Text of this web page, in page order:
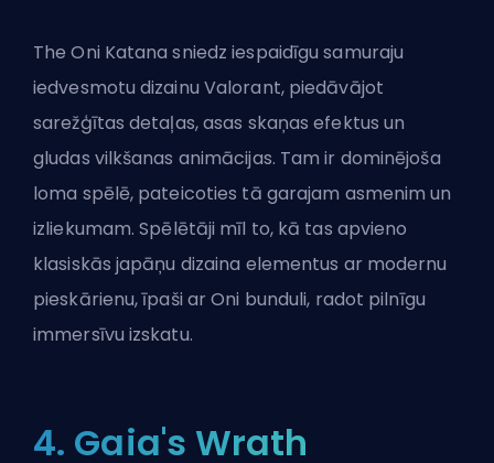
The Oni Katana sniedz iespaidīgu samuraju
iedvesmotu dizainu Valorant, piedāvājot
sarežģītas detaļas, asas skaņas efektus un
gludas vilkšanas animācijas. Tam ir dominējoša
loma spēlē, pateicoties tā garajam asmenim un
izliekumam. Spēlētāji mīl to, kā tas apvieno
klasiskās japāņu dizaina elementus ar modernu
pieskārienu, īpaši ar Oni bunduli, radot pilnīgu
immersīvu izskatu.
4. Gaia's Wrath